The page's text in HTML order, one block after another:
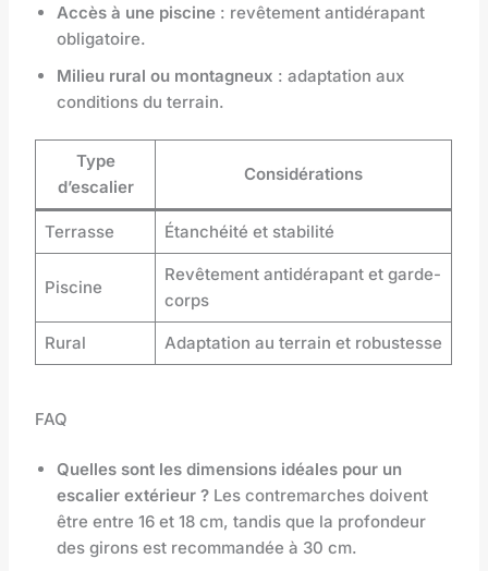
Accès à une piscine : revêtement antidérapant
obligatoire.
Milieu rural ou montagneux : adaptation aux
conditions du terrain.
Type
d’escalier
Considérations
Terrasse Étanchéité et stabilité
Piscine
Revêtement antidérapant et garde-
corps
Rural Adaptation au terrain et robustesse
FAQ
Quelles sont les dimensions idéales pour un
escalier extérieur ? Les contremarches doivent
être entre 16 et 18 cm, tandis que la profondeur
des girons est recommandée à 30 cm.